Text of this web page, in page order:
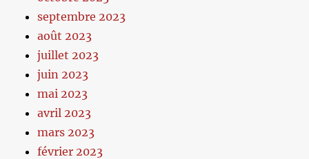
septembre 2023
août 2023
juillet 2023
juin 2023
mai 2023
avril 2023
mars 2023
février 2023